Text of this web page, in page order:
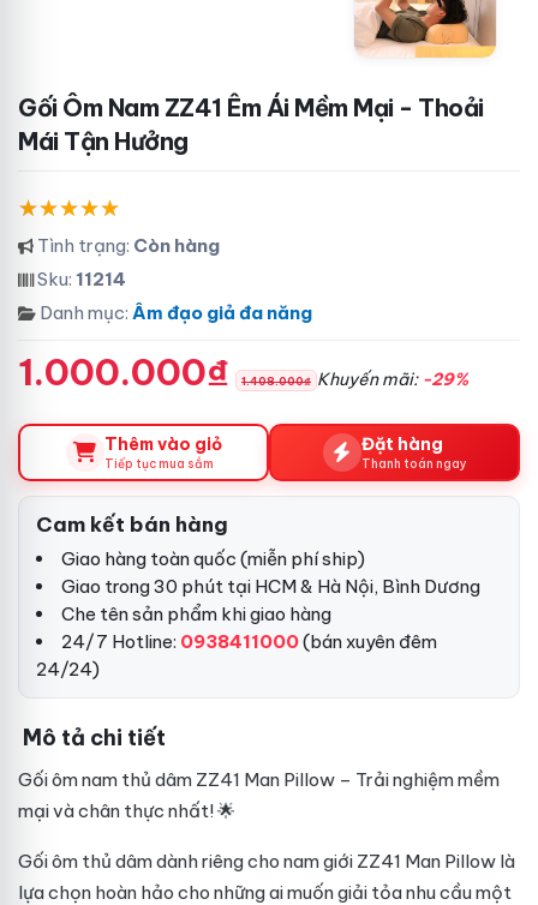
Gối Ôm Nam ZZ41 Êm Ái Mềm Mại - Thoải
Mái Tận Hưởng
Tình trạng: Còn hàng
Sku: 11214
Danh mục: Âm đạo giả đa năng
1.000.000₫ 1.408.000₫ Khuyến mãi: -29%
Thêm vào giỏ
Tiếp tục mua sắm
Đặt hàng
Thanh toán ngay
Cam kết bán hàng
Giao hàng toàn quốc (miễn phí ship)
Giao trong 30 phút tại HCM & Hà Nội, Bình Dương
Che tên sản phẩm khi giao hàng
24/7 Hotline: 0938411000(bán xuyên đêm
24/24)
Mô tả chi tiết
Gối ôm nam thủ dâm ZZ41 Man Pillow – Trải nghiệm mềm
mại và chân thực nhất! 🌟
Gối ôm thủ dâm dành riêng cho nam giới ZZ41 Man Pillow là
lựa chọn hoàn hảo cho những ai muốn giải tỏa nhu cầu một